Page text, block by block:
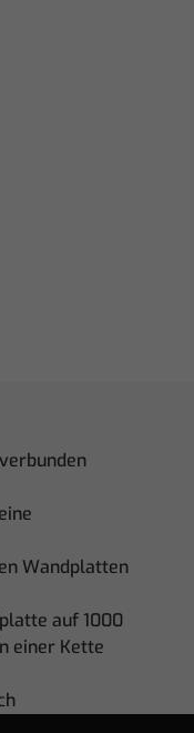
Wandplatten
auf 1000
einer Kette